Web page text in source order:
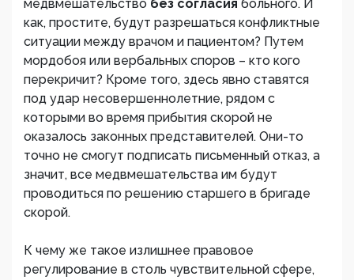
медвмешательство без согласия больного. И
как, простите, будут разрешаться конфликтные
ситуации между врачом и пациентом? Путем
мордобоя или вербальных споров – кто кого
перекричит? Кроме того, здесь явно ставятся
под удар несовершеннолетние, рядом с
которыми во время прибытия скорой не
оказалось законных представителей. Они-то
точно не смогут подписать письменный отказ, а
значит, все медвмешательства им будут
проводиться по решению старшего в бригаде
скорой.
К чему же такое излишнее правовое
регулирование в столь чувствительной сфере,